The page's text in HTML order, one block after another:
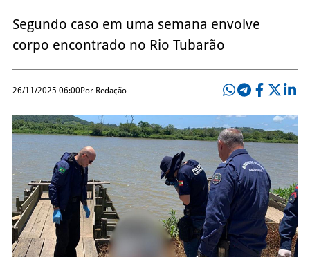
Segundo caso em uma semana envolve
corpo encontrado no Rio Tubarão
26/11/2025 06:00Por Redação